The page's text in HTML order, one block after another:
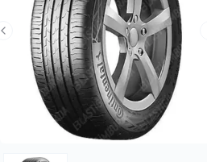
Previous Slide